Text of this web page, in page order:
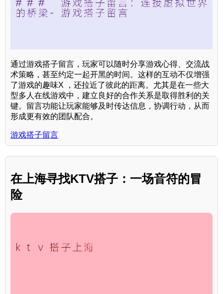
通过游戏搭子留言，玩家可以随时分享游戏心得、交流战
术策略，甚至约定一起开黑的时间。这样的互动不仅增强
了游戏的趣味X ，还拉近了彼此的距离。尤其是在一些大
型多人在线游戏中，建立良好的合作关系是取得胜利的关
键。留言功能让玩家能够及时传达信息，协调行动，从而
形成更有效的团队配合。
游戏搭子留言
在上海寻找KTV搭子：一场音符的冒
险